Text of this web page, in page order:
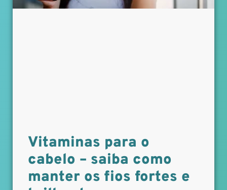
Vitaminas para o
cabelo – saiba como
manter os fios fortes e